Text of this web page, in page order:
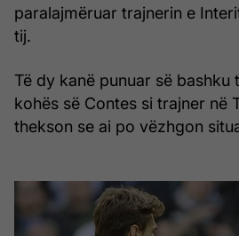
paralajmëruar trajnerin e
tij.
Të dy kanë punuar së bashku
kohës së Contes si trajner në
thekson se ai po vëzhgon